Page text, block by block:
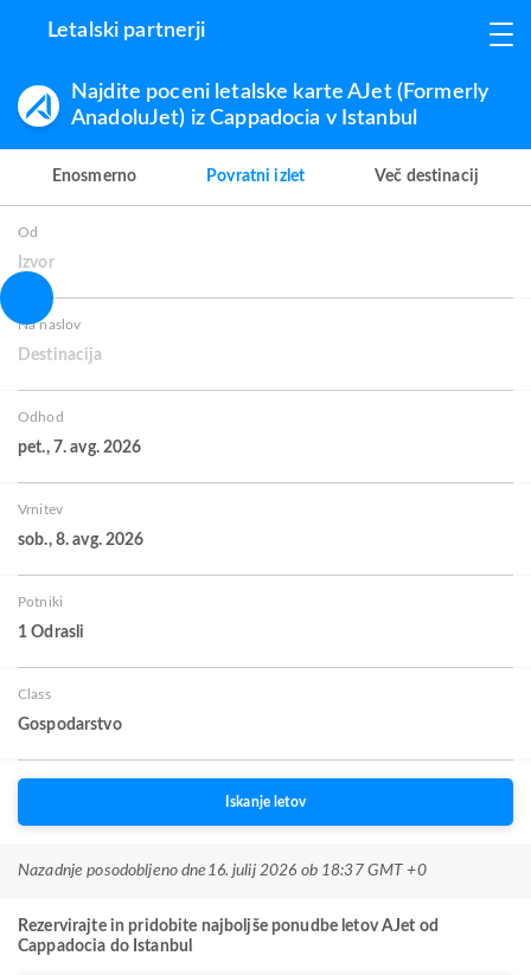
Letalski partnerji
Najdite poceni letalske karte AJet (Formerly
AnadoluJet) iz Cappadocia v Istanbul
Enosmerno Povratni izlet Več destinacij
Od
Izvor
Na naslov
Destinacija
Odhod
pet., 7. avg. 2026
Vrnitev
sob., 8. avg. 2026
Potniki
1 Odrasli
Class
Gospodarstvo
Iskanje letov
Nazadnje posodobljeno dne 16. julij 2026 ob 18:37 GMT +0
Rezervirajte in pridobite najboljše ponudbe letov AJet od
Cappadocia do Istanbul